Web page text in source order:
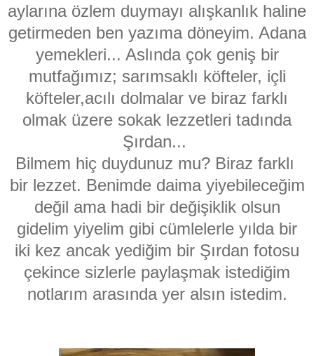
aylarına özlem duymayı alışkanlık haline
getirmeden ben yazıma döneyim. Adana
yemekleri... Aslında çok geniş bir
mutfağımız; sarımsaklı köfteler, içli
köfteler,acılı dolmalar ve biraz farklı
olmak üzere sokak lezzetleri tadında
Şırdan...
Bilmem hiç duydunuz mu? Biraz farklı
bir lezzet. Benimde daima yiyebileceğim
değil ama hadi bir değişiklik olsun
gidelim yiyelim gibi cümlelerle yılda bir
iki kez ancak yediğim bir Şırdan fotosu
çekince sizlerle paylaşmak istediğim
notlarım arasında yer alsın istedim.